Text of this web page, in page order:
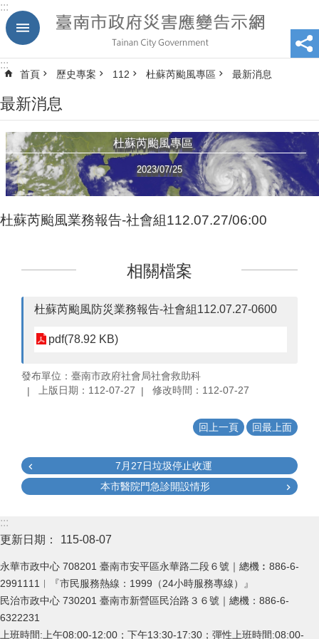
跳到主要內容區塊
:::
:::
首頁 歷史專案 112 杜蘇芮颱風專區 最新消息
最新消息
杜蘇芮颱風專區
2023/07/25
杜蘇芮颱風業務報告-社會組112.07.27/06:00
相關檔案
杜蘇芮颱風防災業務報告-社會組112.07.27-0600
pdf(78.92 KB)
發布單位：臺南市政府社會局社會救助科
上版日期：112-07-27
修改時間：112-07-27
回上一頁 回最上面
7月27日垃圾停止收運
本市醫院門急診開設情形
:::
更新日期：
115-08-07
永華市政中心 708201 臺南市安平區永華路二段６號｜總機︰886-6-
2991111︱『市民服務熱線：1999（24小時服務專線）』
民治市政中心 730201 臺南市新營區民治路３６號｜總機：886-6-
6322231
上班時間:上午08:00-12:00；下午13:30-17:30；彈性上班時間:08:00-